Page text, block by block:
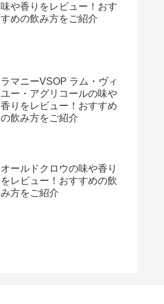
味や香りをレビュー！おす
すめの飲み方をご紹介
ラマニーVSOP ラム・ヴィ
ユー・アグリコールの味や
香りをレビュー！おすすめ
の飲み方をご紹介
オールドクロウの味や香り
をレビュー！おすすめの飲
み方をご紹介